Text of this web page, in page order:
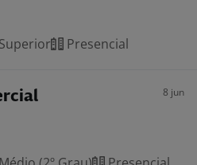
Presencial
8 jun